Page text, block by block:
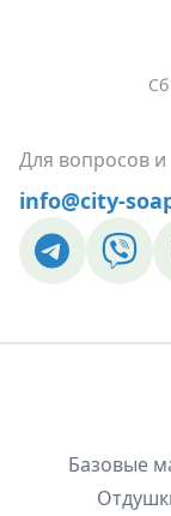
Для вопросов
info@city-
Базовые